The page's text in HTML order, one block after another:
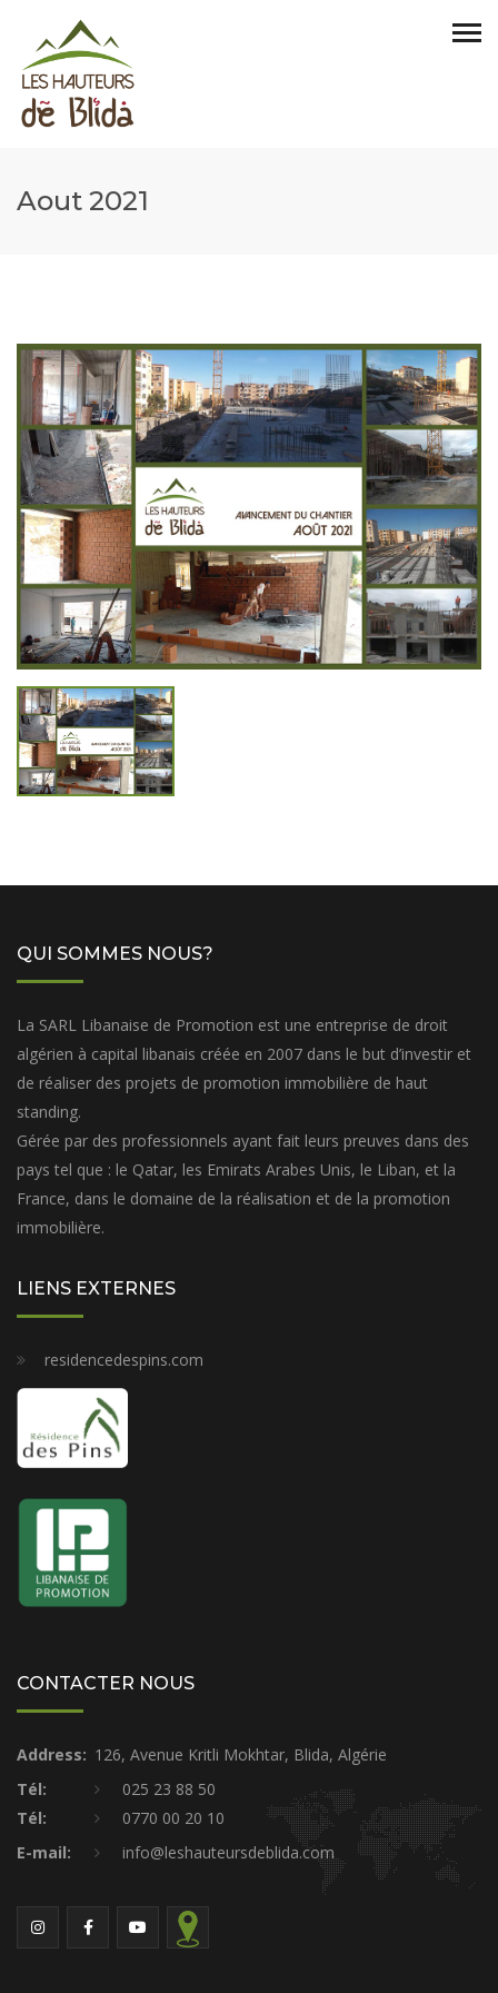
Aout 2021
QUI SOMMES NOUS?
La SARL Libanaise de Promotion est une entreprise de droit
algérien à capital libanais créée en 2007 dans le but d’investir et
de réaliser des projets de promotion immobilière de haut
standing.
Gérée par des professionnels ayant fait leurs preuves dans des
pays tel que : le Qatar, les Emirats Arabes Unis, le Liban, et la
France, dans le domaine de la réalisation et de la promotion
immobilière.
LIENS EXTERNES
residencedespins.com
CONTACTER NOUS
Address: 126, Avenue Kritli Mokhtar, Blida, Algérie
Tél:
025 23 88 50
Tél:
0770 00 20 10
E-mail:
info@leshauteursdeblida.com